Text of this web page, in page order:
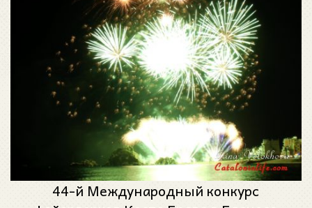
44-й Международный конкурс